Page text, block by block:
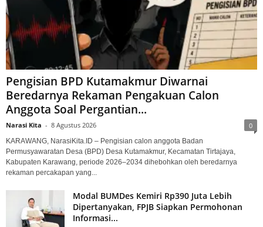
Pengisian BPD Kutamakmur Diwarnai
Beredarnya Rekaman Pengakuan Calon
Anggota Soal Pergantian...
Narasi Kita - 8 Agustus 2026 0
KARAWANG, NarasiKita.ID – Pengisian calon anggota Badan
Permusyawaratan Desa (BPD) Desa Kutamakmur, Kecamatan Tirtajaya,
Kabupaten Karawang, periode 2026–2034 dihebohkan oleh beredarnya
rekaman percakapan yang...
Modal BUMDes Kemiri Rp390 Juta Lebih
Dipertanyakan, FPJB Siapkan Permohonan
Informasi...